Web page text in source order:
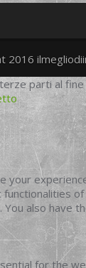
2016
parti al
your
also have
for the